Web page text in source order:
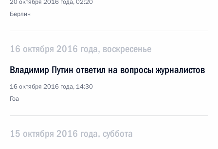
20 октября 2016 года, 02:20
Берлин
16 октября 2016 года, воскресенье
Владимир Путин ответил на вопросы журналистов
16 октября 2016 года, 14:30
Гоа
15 октября 2016 года, суббота